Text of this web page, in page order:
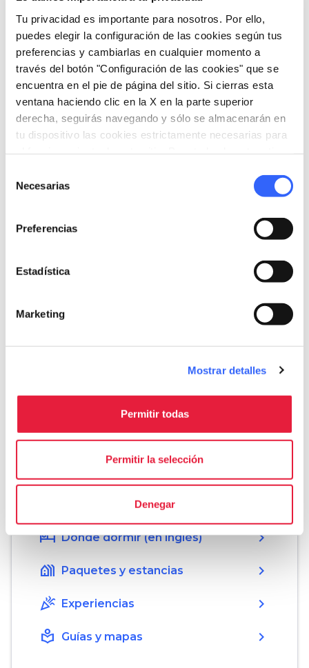
Tu privacidad es importante para nosotros. Por ello,
puedes elegir la configuración de las cookies según tus
preferencias y cambiarlas en cualquier momento a
través del botón "Configuración de las cookies" que se
encuentra en el pie de página del sitio. Si cierras esta
ventana haciendo clic en la X en la parte superior
derecha, seguirás navegando y sólo se almacenarán en
tu dispositivo las cookies estrictamente necesarias para
Necesarias
Preferencias
Estadística
Marketing
Mostrar detalles
Permitir todas
Permitir la selección
Denegar
habitante de Gualchiere es un escultor,Piero
Gensini, que con su taller mantiene vivo este
extraordinario lugar.
home Dónde
Via di Rosano, 75, 50012 Gualchiere di
hotel Dónde dormir (en inglés) chevron_right
holiday_village Paquetes y estancias chevron_right
celebration Experiencias chevron_right
local_library Guías y mapas chevron_right